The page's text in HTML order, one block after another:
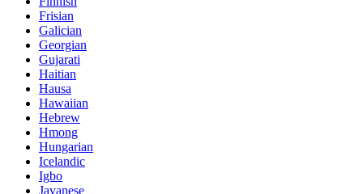
Frisian
Galician
Georgian
Gujarati
Haitian
Hausa
Hawaiian
Hebrew
Hmong
Hungarian
Icelandic
Igbo
Javanese